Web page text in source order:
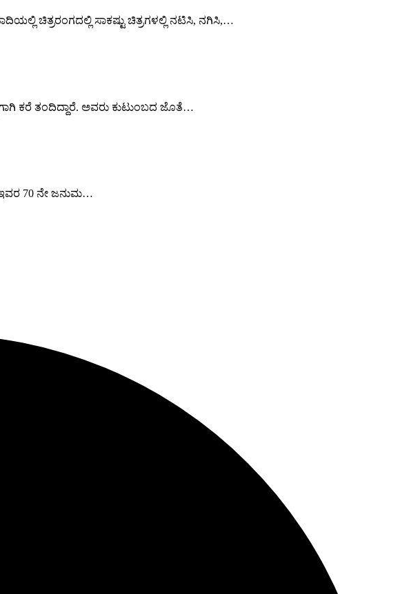
ಚಿತ್ರರಂಗದಲ್ಲಿ ಸಾಕಷ್ಟು ಚಿತ್ರಗಳಲ್ಲಿ ನಟಿಸಿ, ನಗಿಸಿ,…
ಕರೆ ತಂದಿದ್ದಾರೆ. ಅವರು ಕುಟುಂಬದ ಜೊತೆ…
70 ನೇ ಜನುಮ…